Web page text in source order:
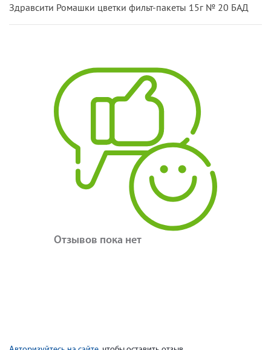
Здравсити Ромашки цветки фильт-пакеты 15г № 20 БАД
Отзывов пока нет